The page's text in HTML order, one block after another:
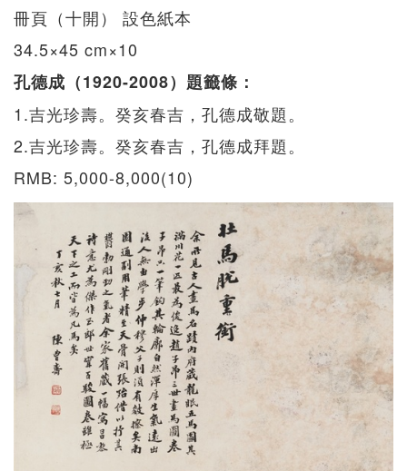
冊頁（十開） 設色紙本
34.5×45 cm×10
孔德成（1920-2008）題籤條：
1.吉光珍壽。癸亥春吉，孔德成敬題。
2.吉光珍壽。癸亥春吉，孔德成拜題。
RMB: 5,000-8,000(10)